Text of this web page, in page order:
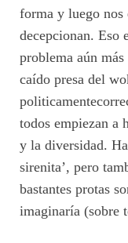
forma y luego nos
decepcionan. Eso
problema aún
caído presa del
todos empiezan a
y la diversidad.
sirenita’, pero
bastantes protas
imaginaría (sobre